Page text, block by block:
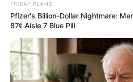
FRIDAY PLANS
Pfizer's Billion-Dollar Nightmare:
87¢ Aisle 7 Blue Pill